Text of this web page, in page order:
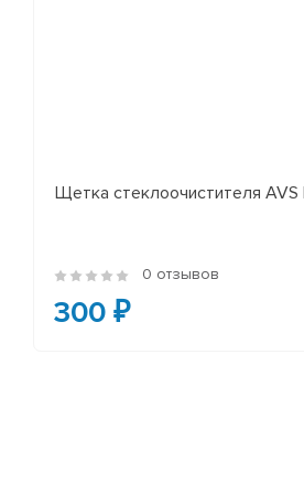
Щетка стеклоочистителя
0 отзывов
300 ₽